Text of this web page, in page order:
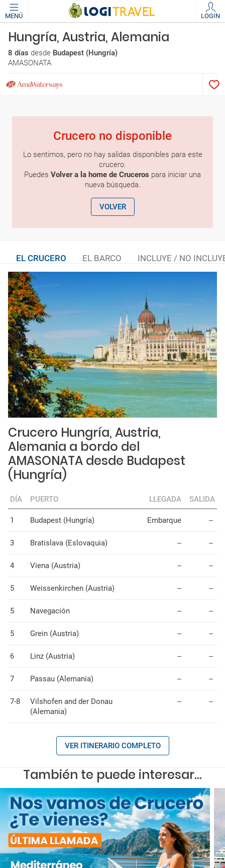
MENÚ LOGIN
Hungría, Austria, Alemania
8 días desde Budapest (Hungría)
AMASONATA
Crucero no disponible
Lo sentimos, pero no hay salidas disponibles para este
crucero.
Puedes Volver a la home de Cruceros para iniciar una
nueva búsqueda.
VOLVER
EL CRUCERO EL BARCO INCLUYE / NO
Crucero Hungría, Austria,
Alemania a bordo del
AMASONATA desde Budapest
(Hungría)
DÍA PUERTO LLEGADA SALIDA
1 Budapest (Hungría) Embarque --
3 Bratislava (Eslovaquia) -- --
4 Viena (Austria) -- --
5 Weissenkirchen (Austria) -- --
5 Navegación -- --
5 Grein (Austria) -- --
6 Linz (Austria) -- --
7 Passau (Alemania) -- --
7-8
Vilshofen and der Donau
(Alemania)
-- --
VER ITINERARIO COMPLETO
También te puede interesar...